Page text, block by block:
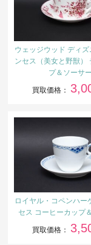
ウェッジウッド ディズ
ンセス（美女と野獣）
プ＆ソーサー
買取価格：
ロイヤル・コペンハー
セス コーヒーカップ
買取価格：